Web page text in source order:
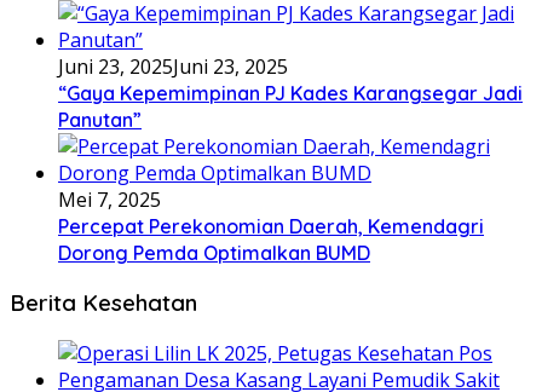
Juni 23, 2025Juni 23, 2025
“Gaya Kepemimpinan PJ Kades Karangsegar Jadi
Panutan”
Mei 7, 2025
Percepat Perekonomian Daerah, Kemendagri
Dorong Pemda Optimalkan BUMD
Berita Kesehatan